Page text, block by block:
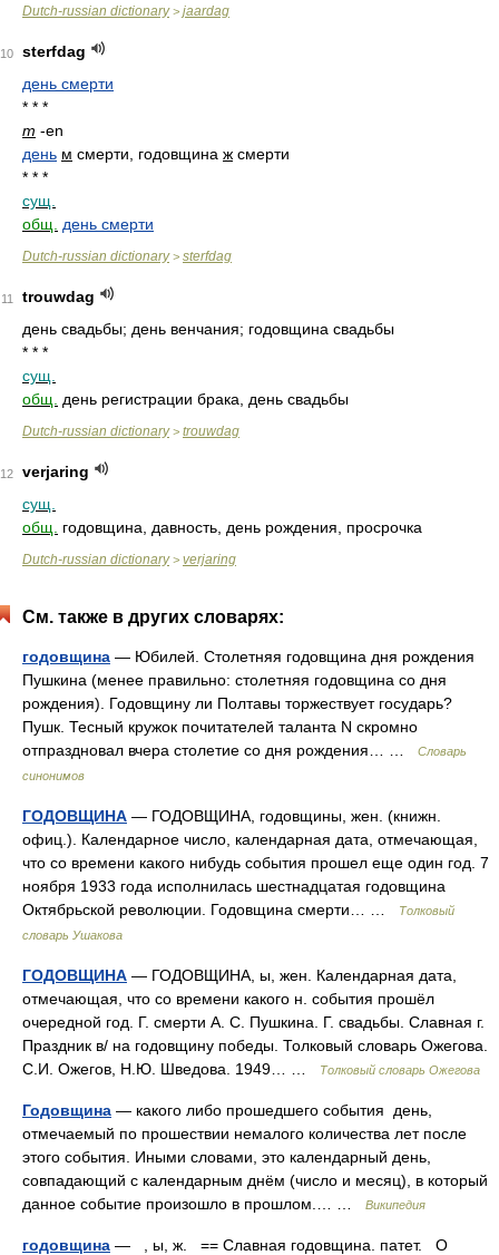
Dutch-russian dictionary> jaardag
10
sterfdag
день смерти
* * *
m -en
день м смерти, годовщина ж смерти
* * *
сущ.
общ.
день смерти
Dutch-russian dictionary> sterfdag
11
trouwdag
день свадьбы; день венчания; годовщина свадьбы
* * *
сущ.
общ.
день регистрации брака, день свадьбы
Dutch-russian dictionary> trouwdag
12
verjaring
сущ.
общ.
годовщина, давность, день рождения, просрочка
Dutch-russian dictionary> verjaring
См. также в других словарях:
годовщина — Юбилей. Столетняя годовщина дня рождения
Пушкина (менее правильно: столетняя годовщина со дня
рождения). Годовщину ли Полтавы торжествует государь?
Пушк. Тесный кружок почитателей таланта N скромно
отпраздновал вчера столетие со дня рождения… …
Словарь
синонимов
ГОДОВЩИНА — ГОДОВЩИНА, годовщины, жен. (книжн.
офиц.). Календарное число, календарная дата, отмечающая,
что со времени какого нибудь события прошел еще один год. 7
ноября 1933 года исполнилась шестнадцатая годовщина
Октябрьской революции. Годовщина смерти… …
Толковый
словарь Ушакова
ГОДОВЩИНА — ГОДОВЩИНА, ы, жен. Календарная дата,
отмечающая, что со времени какого н. события прошёл
очередной год. Г. смерти А. С. Пушкина. Г. свадьбы. Славная г.
Праздник в/ на годовщину победы. Толковый словарь Ожегова.
С.И. Ожегов, Н.Ю. Шведова. 1949… …
Толковый словарь Ожегова
Годовщина — какого либо прошедшего события день,
отмечаемый по прошествии немалого количества лет после
этого события. Иными словами, это календарный день,
совпадающий с календарным днём (число и месяц), в который
данное событие произошло в прошлом.… …
Википедия
годовщина — , ы, ж. == Славная годовщина. патет. О